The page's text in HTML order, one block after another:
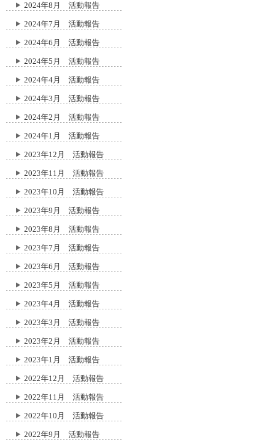
2024年8月 活動報告
2024年7月 活動報告
2024年6月 活動報告
2024年5月 活動報告
2024年4月 活動報告
2024年3月 活動報告
2024年2月 活動報告
2024年1月 活動報告
2023年12月 活動報告
2023年11月 活動報告
2023年10月 活動報告
2023年9月 活動報告
2023年8月 活動報告
2023年7月 活動報告
2023年6月 活動報告
2023年5月 活動報告
2023年4月 活動報告
2023年3月 活動報告
2023年2月 活動報告
2023年1月 活動報告
2022年12月 活動報告
2022年11月 活動報告
2022年10月 活動報告
2022年9月 活動報告